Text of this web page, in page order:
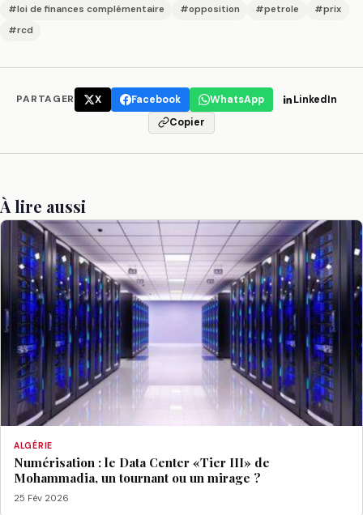
#loi de finances complémentaire #opposition #petrole
#prix
#rcd
PARTAGER X Facebook WhatsApp
LinkedIn
Copier
À lire aussi
ALGÉRIE
Numérisation : le Data Center «Tier III» de
Mohammadia, un tournant ou un mirage ?
25 Fév 2026